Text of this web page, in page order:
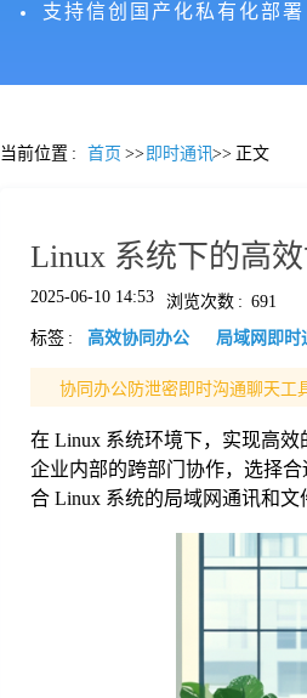
支持信创国产化私有化部署
当前位置 : 首页 >> 即时通讯>> 正文
Linux 系统下的高
2025-06-10 14:53 浏览次数 : 691
标签 : 高效协同办公 局域网即时
协同办公防泄密即时沟通聊天
在 Linux 系统环境下，实现高
企业内部的跨部门协作，选择
合 Linux 系统的局域网通讯和文